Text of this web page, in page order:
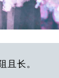
且长。